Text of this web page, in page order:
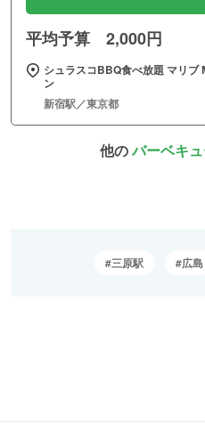
平均予算 2,000円
シュラスコBBQ食べ放題 マリ
ン
新宿駅／東京都
他のバーベキ
三原駅 広島